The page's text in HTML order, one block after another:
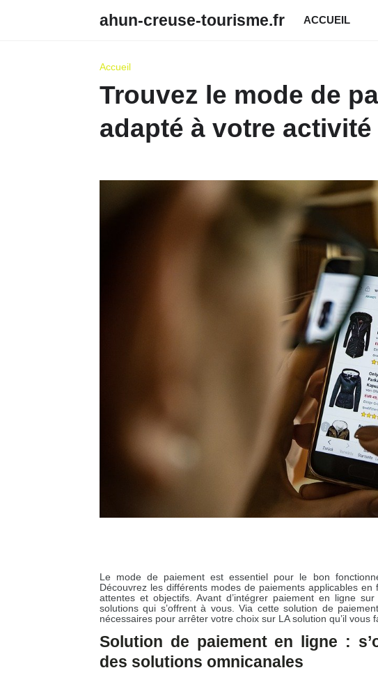
ahun-creuse-tourisme.fr ACCUEIL
Accueil
Trouvez le mode de
adapté à votre activité
Le mode de paiement est essentiel pour le bon
Découvrez les différents modes de paiements applicables
attentes et objectifs. Avant d’intégrer paiement en ligne
solutions qui s’offrent à vous. Via cette solution de
nécessaires pour arrêter votre choix sur LA solution qu’il vous
Solution de paiement en ligne :
des solutions omnicanales